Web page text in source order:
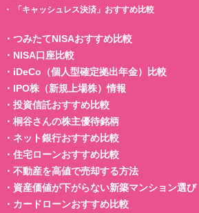
・
「キャッシュレス決済」おすすめ比較
・ つみたてNISAおすすめ比較
・ NISA口座比較
・ iDeCo（個人型確定拠出年金）比較
・ IPO株（新規上場株）情報
・ 投資信託おすすめ比較
・ 桐谷さんの株主優待銘柄
・ ネット銀行おすすめ比較
・ 住宅ローンおすすめ比較
・ 不動産を高値で売却する方法
・ 資産価値が下がらない新築マンション選び
・ カードローンおすすめ比較